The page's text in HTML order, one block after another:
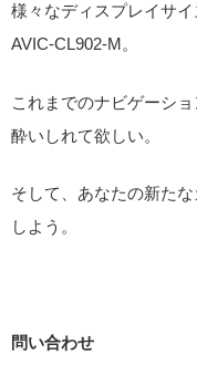
様々なディスプレイサ
AVIC-CL902-M。
これまでのナビゲーシ
酔いしれて欲しい。
そして、あなたの新た
しよう。
問い合わせ